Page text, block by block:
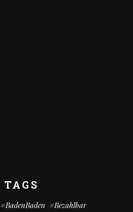
TAGS
#BadenBaden #bezahlbar